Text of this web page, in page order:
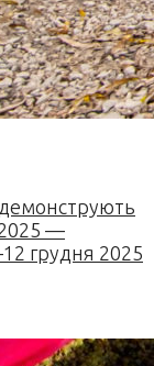
демонструють
2025 —
грудня 2025